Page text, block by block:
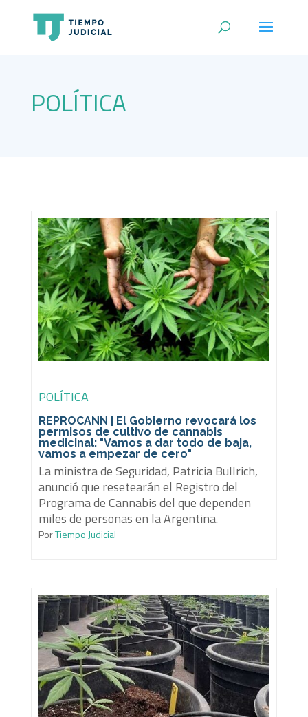
POLÍTICA
POLÍTICA
REPROCANN | El Gobierno revocará los
permisos de cultivo de cannabis
medicinal: "Vamos a dar todo de baja,
vamos a empezar de cero"
La ministra de Seguridad, Patricia Bullrich,
anunció que resetearán el Registro del
Programa de Cannabis del que dependen
miles de personas en la Argentina.
PorTiempo Judicial